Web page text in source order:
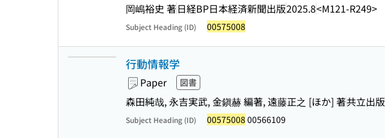
岡嶋裕史 著日経BP日本経済新聞出版2025.8<M121-R249>
Subject Heading (ID) 00575008
行動情報学
Paper 図書
森田純哉, 永吉実武, 金鎭赫 編著, 遠藤正之 [ほか] 著共立出版
Subject Heading (ID) 00575008 00566109